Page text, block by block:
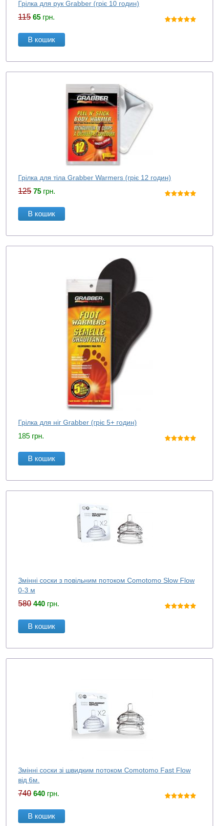
Грілка для рук Grabber (гріє 10 годин)
115 65 грн.
В кошик
Грілка для тіла Grabber Warmers (гріє 12 годин)
125 75 грн.
В кошик
Грілка для ніг Grabber (гріє 5+ годин)
185 грн.
В кошик
Змінні соски з повільним потоком Comotomo Slow Flow
0-3 м
580 440 грн.
В кошик
Змінні соски зі швидким потоком Comotomo Fast Flow
від 6м.
740 640 грн.
В кошик